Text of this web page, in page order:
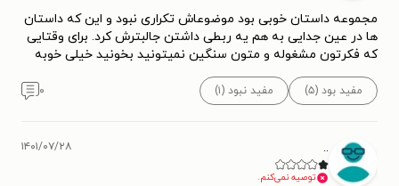
مجموعه داستان خوبی بود موضوعاش تکراری نبود و این که داستان
ها در عین جدایی به هم یه ربطی داشتن جالبترش کرد. برای وقتایی
که فکرتون مشغوله و متون سنگین نمیتونید بخونید خیلی خوبه
مفید بود (۵) مفید نبود (۱) ۰
..
توصیه نمی‌کنم.
۱۴۰۱/۰۷/۲۸